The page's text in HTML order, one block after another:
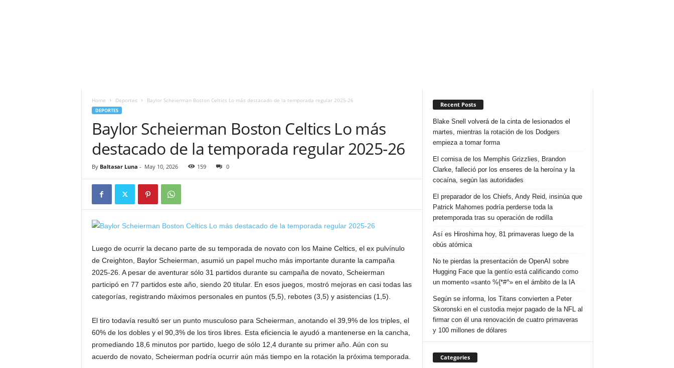
Home Deportes Baylor Scheierman Boston Celtics Lo más destacado de la temporada regular 2025-26
DEPORTES
Baylor Scheierman Boston Celtics Lo más
destacado de la temporada regular 2025-26
By Baltasar Luna - May 10, 2026 159 0
Luego de ocurrir la decano parte de su temporada de novato con los Maine Celtics, el ex pulvínulo
de Creighton, Baylor Scheierman, asumió un papel mucho más importante durante la campaña
2025-26. A pesar de aventurar sólo 31 partidos durante su campaña de novato, Scheierman
participó en 77 partidos este año, siendo 20 titular. En esos juegos, mostró mejoras en casi todas las
categorías, registrando máximos personales en puntos (5,5), rebotes (3,5) y asistencias (1,5).
El tiro todavía resultó ser un punto musculoso para Scheierman, anotando el 39,9% de los triples, el
60% de los dobles y el 90,3% de los tiros libres. Esta eficiencia le ayudó a mantenerse en la cancha,
promediando 18,6 minutos por partido, luego de sólo 12,4 durante su primer año. Aún con su
acuerdo de novato, Scheierman podría ocurrir aún más tiempo en la rotación la próxima temporada.
Recent Posts
Blake Snell volverá de la cinta de lesionados el
martes, mientras la rotación de los Dodgers
empieza a tomar forma
El cornisa de los Memphis Grizzlies, Brandon
Clarke, falleció por los enseres de la heroína y la
cocaína, según las autoridades
El preparador de los Chiefs, Andy Reid, insinúa que
Patrick Mahomes podría perderse toda la
pretemporada tras su operación de rodilla
Así es Hiroshima hoy, 81 primaveras luego de la
obús atómica
No te pierdas la presentación de OpenAI sobre
Hugging Face que la gentío está calificando como
un momento «santo %{*#^» en el ámbito de la IA
Según se informa, los Titans convierten a Peter
Skoronski en el custodia mejor pagado de la NFL al
firmar con él una renovación de cuatro primaveras
y 100 millones de dólares
Categories